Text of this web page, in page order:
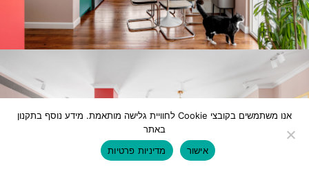
אנו משתמשים בקובצי Cookie לחוויית גלישה מותאמת. מידע נוסף בתקנון
באתר
אישור
מדיניות פרטיות